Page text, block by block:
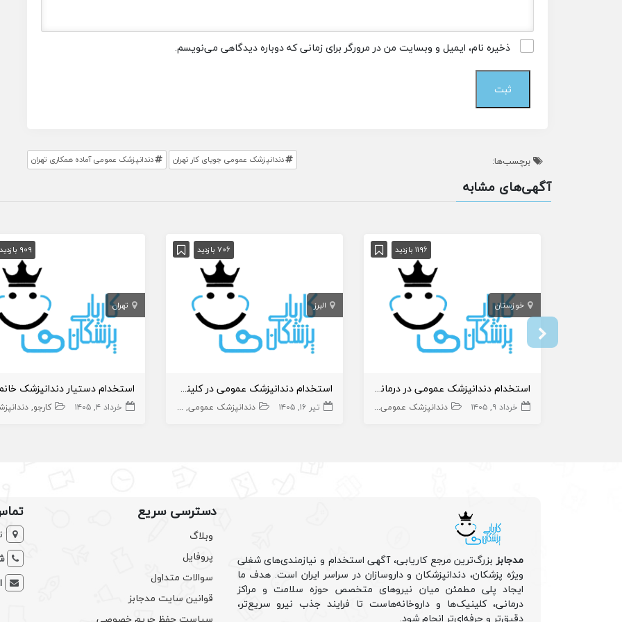
ذخیره نام، ایمیل و وبسایت من در مرورگر برای زمانی که دوباره دیدگاهی می‌نویسم.
برچسب‌ها: دندانپزشک عمومی جویای کار تهران دندانپزشک عمومی آماده همکاری تهران
آگهی‌های مشابه
1196 بازدید
خوزستان
استخدام دندانپزشک عمومی در درمانگاه
خرداد ۹, ۱۴۰۵ دندانپزشک عمومی دندانپزشک
706 بازدید
البرز
استخدام دندانپزشک عمومی در کلینیک اکسین واقع در عظیمیه کرج
تیر ۱۶, ۱۴۰۵ دندانپزشک عمومی دندانپزشک
909 بازدید
تهران
خرداد ۴, ۱۴۰۵ کارجو
مدجابزبزرگ‌ترین مرجع کاریابی، آگهی استخدام و نیازمندی‌های شغلی
ویژه پزشکان، دندانپزشکان و داروسازان در سراسر ایران است. هدف ما
ایجاد پلی مطمئن میان نیروهای متخصص حوزه سلامت و مراکز
درمانی، کلینیک‌ها و داروخانه‌هاست تا فرایند جذب نیرو سریع‌تر،
دقیق‌تر و حرفه‌ای‌تر انجام شود.
دسترسی سریع
وبلاگ
پروفایل
سوالات متداول
قوانین سایت مدجابز